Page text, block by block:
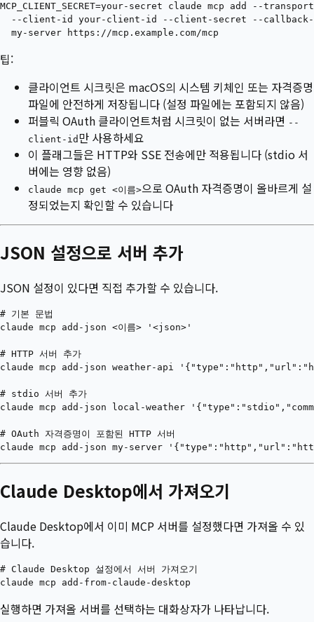
MCP_CLIENT_SECRET=your-secret claude mcp add --
--client-id your-client-id --client-secret --
팁:
클라이언트 시크릿은 macOS의 시스템 키체인 또는 자격증명
파일에 안전하게 저장됩니다 (설정 파일에는 포함되지 않음)
퍼블릭 OAuth 클라이언트처럼 시크릿이 없는 서버라면 --
client-id 만 사용하세요
이 플래그들은 HTTP와 SSE 전송에만 적용됩니다 (stdio 서
버에는 영향 없음)
claude mcp get <이름>으로 OAuth 자격증명이 올바르게 설
정되었는지 확인할 수 있습니다
JSON 설정으로 서버 추가
JSON 설정이 있다면 직접 추가할 수 있습니다.
# 기본 문법
claude mcp add-json <이름> '<json>'
# HTTP 서버 추가
claude mcp add-json weather-api
# stdio 서버 추가
claude mcp add-json local-weather
# OAuth 자격증명이 포함된 HTTP 서버
Claude Desktop에서 가져오기
Claude Desktop에서 이미 MCP 서버를 설정했다면 가져올 수 있
습니다.
# Claude Desktop 설정에서 서버 가져오기
실행하면 가져올 서버를 선택하는 대화상자가 나타납니다.